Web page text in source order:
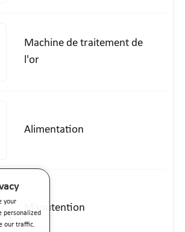
Machine de traitement de
l'or
Alimentation
Manutention
your
personalized
our traffic.